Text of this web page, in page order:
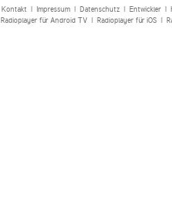
Kontakt| Impressum| Datenschutz| Entwickler|
Radioplayer für Android TV| Radioplayer für iOS|